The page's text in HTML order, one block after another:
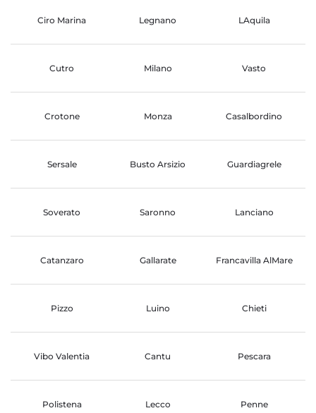
Ciro Marina Legnano LAquila
Cutro Milano Vasto
Crotone Monza Casalbordino
Sersale Busto Arsizio Guardiagrele
Soverato Saronno Lanciano
Catanzaro Gallarate Francavilla AlMare
Pizzo Luino Chieti
Vibo Valentia Cantu Pescara
Polistena Lecco Penne